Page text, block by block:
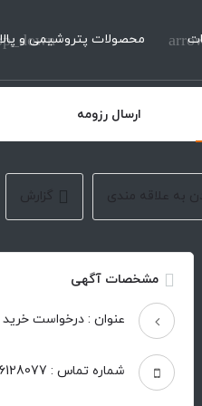
محصولات پتروشیمی و
ارسال رزومه
به علاقه مندی گزارش
مشخصات آگهی
عنوان : درخواست
شماره تماس : 86128077